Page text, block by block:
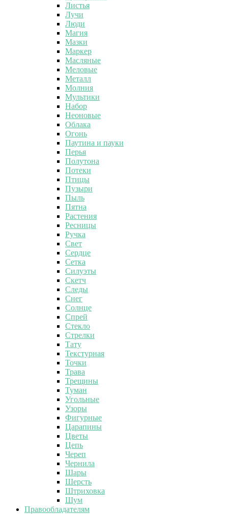
Листья
Лучи
Люди
Магия
Мазки
Маркер
Масляные
Меловые
Металл
Молния
Мультики
Набор
Неоновые
Облака
Огонь
Паутина и пауки
Перья
Полутона
Потеки
Птицы
Пузыри
Пыль
Пятна
Растения
Ресницы
Ручка
Свет
Сердце
Сетка
Силуэты
Скетч
Следы
Снег
Солнце
Спрей
Стекло
Стрелки
Тату
Текстурная
Точки
Трава
Трещины
Туман
Угольные
Узоры
Фигурные
Царапины
Цветы
Цепь
Череп
Чернила
Шары
Шерсть
Штриховка
Шум
Правообладателям